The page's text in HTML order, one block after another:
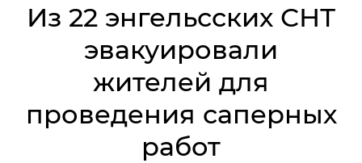
Из 22 энгельсских СНТ
эвакуировали
жителей для
проведения саперных
работ